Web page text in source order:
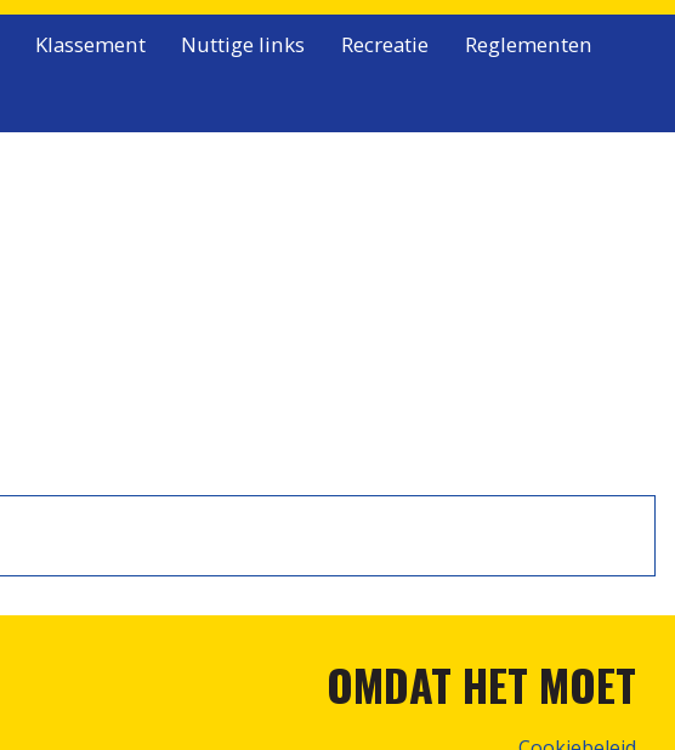
Klassement Nuttige links Recreatie Reglementen
OMDAT HET MOET